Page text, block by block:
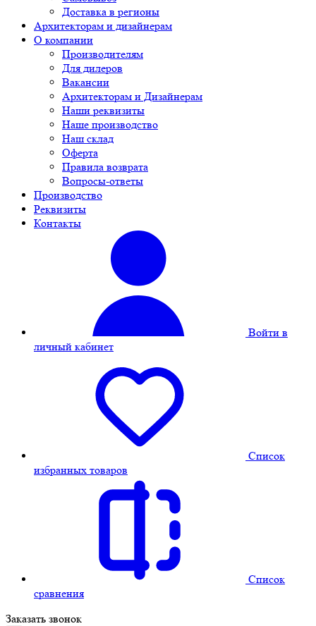
Доставка в регионы
Архитекторам и дизайнерам
О компании
Производителям
Для дилеров
Вакансии
Архитекторам и Дизайнерам
Наши реквизиты
Наше производство
Наш склад
Оферта
Правила возврата
Вопросы-ответы
Производство
Реквизиты
Контакты
Войти в
личный кабинет
Cписок
избранных товаров
Cписок
сравнения
Заказать звонок